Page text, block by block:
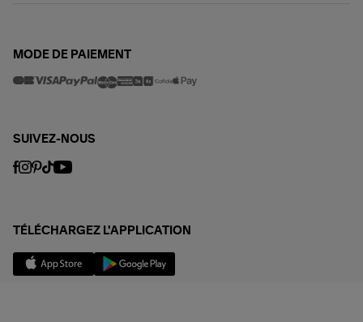
MODE DE PAIEMENT
SUIVEZ-NOUS
TÉLÉCHARGEZ L'APPLICATION